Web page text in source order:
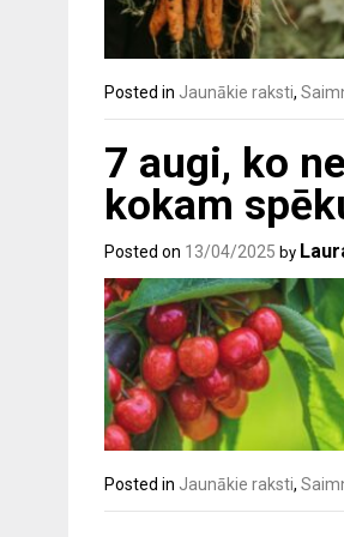
Posted in Jaunākie raksti,
7 augi, ko
kokam
Posted on 13/04/2025 by
Posted in Jaunākie raksti,